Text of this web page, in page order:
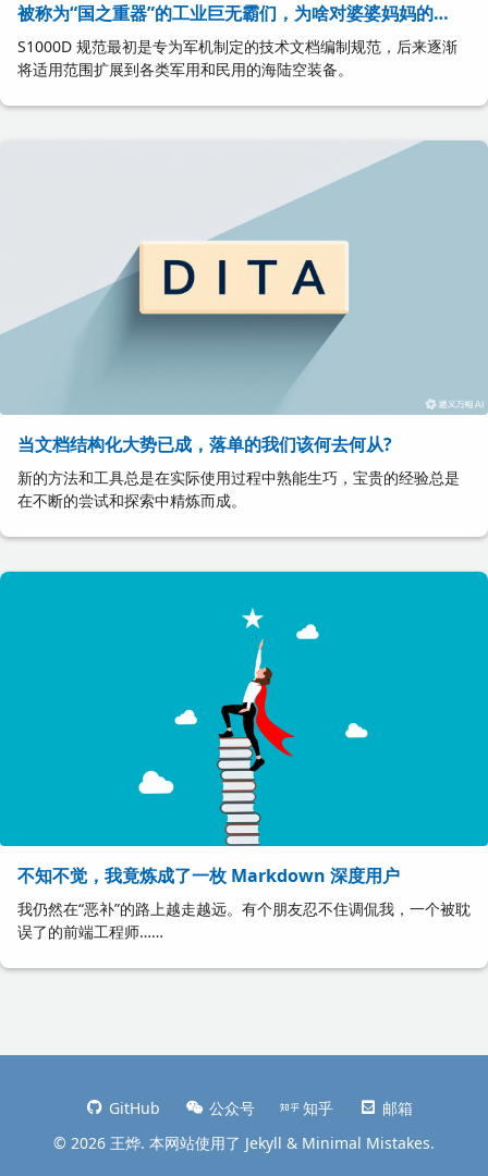
被称为“国之重器”的工业巨无霸们，为啥对婆婆妈妈的
S1000D青睐有加?
S1000D 规范最初是专为军机制定的技术文档编制规范，后来逐渐
将适用范围扩展到各类军用和民用的海陆空装备。
当文档结构化大势已成，落单的我们该何去何从?
新的方法和工具总是在实际使用过程中熟能生巧，宝贵的经验总是
在不断的尝试和探索中精炼而成。
不知不觉，我竟炼成了一枚 Markdown 深度用户
我仍然在“恶补”的路上越走越远。有个朋友忍不住调侃我，一个被耽
误了的前端工程师……
GitHub 公众号 知乎
邮箱
© 2026 王烨. 本网站使用了 Jekyll & Minimal Mistakes.